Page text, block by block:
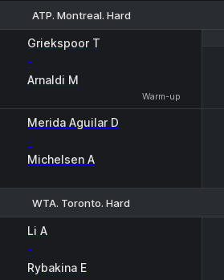
ATP. Montreal. Hard
Griekspoor T
-
Arnaldi M
Warm-up
Merida Aguilar D
-
Michelsen A
WTA. Toronto. Hard
Li A
-
Rybakina E